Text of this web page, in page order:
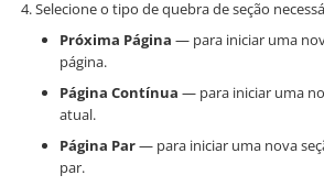
Selecione o tipo de quebra de seção
Próxima Página — para iniciar uma
página.
Página Contínua — para iniciar uma
atual.
Página Par— para iniciar uma nova
par.